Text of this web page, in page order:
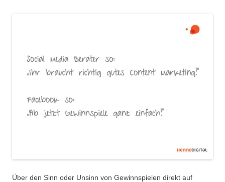
Über den Sinn oder Unsinn von Gewinnspielen direkt auf